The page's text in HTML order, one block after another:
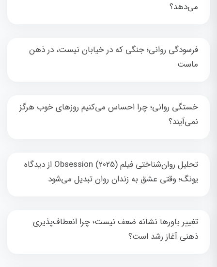
می‌دهد؟
فرسودگی روانی؛ جنگی که در خیابان نیست، در ذهن
ماست
خستگی روانی؛ چرا احساس می‌کنیم روزهای خوب هرگز
نمی‌آیند؟
تحلیل روان‌شناختی فیلم Obsession (2025) از دیدگاه
یونگ؛ وقتی عشق به زندان روان تبدیل می‌شود
تغییر باورها نشانه ضعف نیست؛ چرا انعطاف‌پذیری
ذهنی آغاز رشد است؟